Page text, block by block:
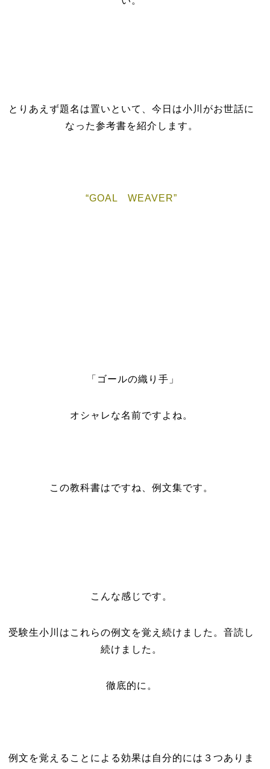
とりあえず題名は置いといて、今日は小川がお世話に
なった参考書を紹介します。
“GOAL WEAVER”
「ゴールの織り手」
オシャレな名前ですよね。
この教科書はですね、例文集です。
こんな感じです。
受験生小川はこれらの例文を覚え続けました。音読し
続けました。
徹底的に。
例文を覚えることによる効果は自分的には３つありま